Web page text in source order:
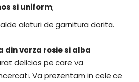
si uniform;
alaturi de garnitura dorita.
din varza rosie si alba
delicios pe care va
Va prezentam in cele ce